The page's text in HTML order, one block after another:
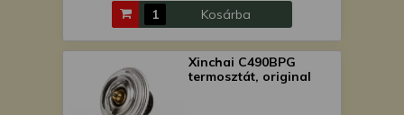
Kosárba
Xinchai C490BPG
termosztát, original